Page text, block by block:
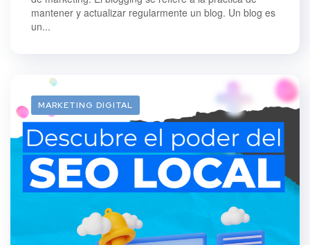
mantener y actualizar regularmente un blog. Un blog es
un...
MARKETING DIGITAL